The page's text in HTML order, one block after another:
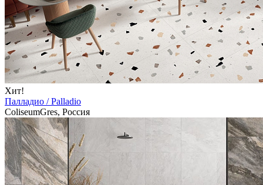
Хит!
Палладио / Palladio
ColiseumGres, Россия